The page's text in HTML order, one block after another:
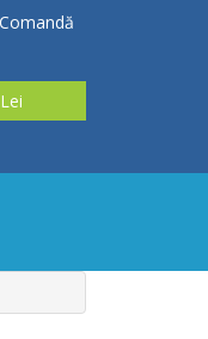
Comandă
0 produs(e) - 0,00 Lei